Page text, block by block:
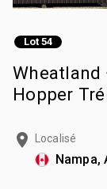
Lot 54
Wheatland
Hopper
Localisé
Nampa,